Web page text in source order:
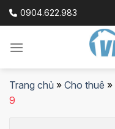
Skip
0904.622.983
Trang chủ » Cho thuê »
9